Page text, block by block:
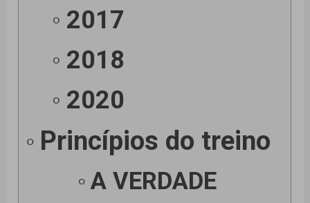
2017
2018
2020
Princípios do treino
A VERDADE